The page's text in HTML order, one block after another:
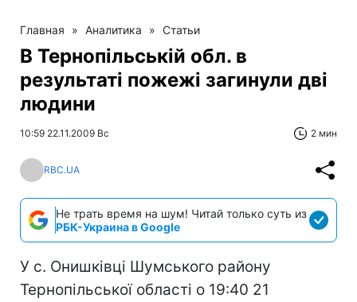
Главная » Аналитика » Статьи
В Тернопільській обл. в
результаті пожежі загинули дві
людини
10:59 22.11.2009 Вс 2 мин
RBC.UA
Не трать время на шум! Читай только суть из
РБК-Украина в Google
У с. Онишківці Шумського району
Тернопільської області о 19:40 21